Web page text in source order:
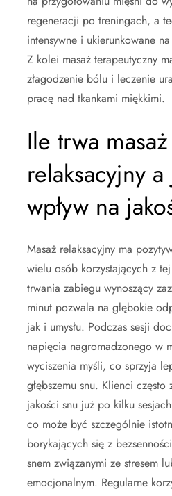
regeneracji po treningach, a
intensywne i ukierunkowane
Z kolei masaż terapeutyczny
złagodzenie bólu i leczenie
pracę nad tkankami miękkimi.
Ile trwa masaż
relaksacyjny
wpływ na
Masaż relaksacyjny ma
wielu osób korzystających z
trwania zabiegu wynoszący
minut pozwala na głębokie
jak i umysłu. Podczas sesji
napięcia nagromadzonego w
wyciszenia myśli, co sprzyja
głębszemu snu. Klienci często
jakości snu już po kilku
co może być szczególnie
borykających się z
snem związanymi ze stresem
emocjonalnym. Regularne